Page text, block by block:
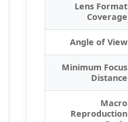
Lens Format
Coverage
Angle of View
Minimum Focus
Distance
Macro
Reproduction